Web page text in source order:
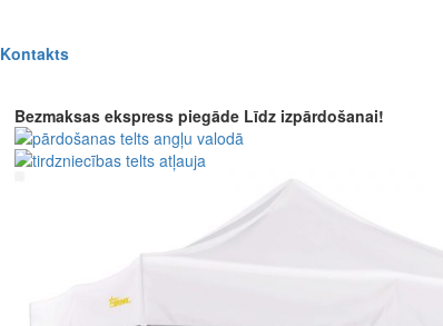
Kontakts
Bezmaksas ekspress piegāde Līdz izpārdošanai!